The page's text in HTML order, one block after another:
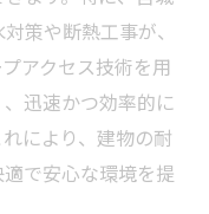
策や断熱工事が、
アクセス技術を用
迅速かつ効率的に
により、建物の耐
で安心な環境を提